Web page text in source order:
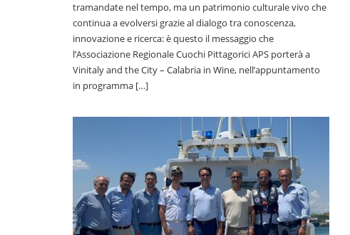
tramandate nel tempo, ma un patrimonio culturale vivo che
continua a evolversi grazie al dialogo tra conoscenza,
innovazione e ricerca: è questo il messaggio che
l’Associazione Regionale Cuochi Pittagorici APS porterà a
Vinitaly and the City – Calabria in Wine, nell’appuntamento
in programma […]